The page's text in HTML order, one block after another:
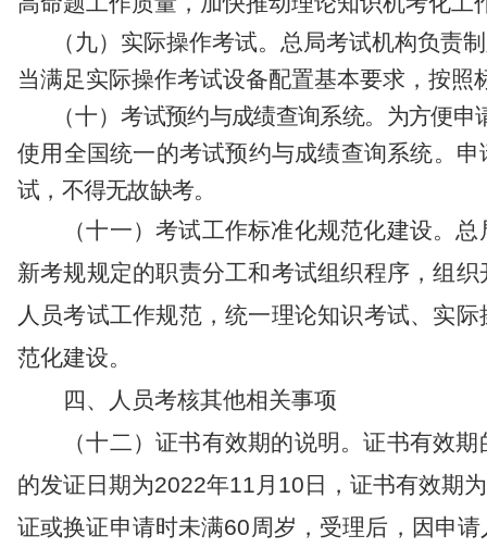
（ 九）实际操作考试。 总局考试机构负责
当满足实际操作考试设备配置基本要求，按照
（十）考试预约与成绩查询系统。 为方便申
使用全国统一的考试预约与成绩查询系统。申
试 ，不得无故缺考。
（十一）考试工作标准化规范化建设。总
新考规规定的职责分工和考试组织程序，组
人员考试工作规范，统一理论知识考试、实
范化建设。
四、
人员考核其他相关事项
（十二）证书有效期的说明 。证书有效期
的发证日期为2022年11月 10 日，证书有效期为
证或换证申请时未满60周岁， 受理后 ， 因申